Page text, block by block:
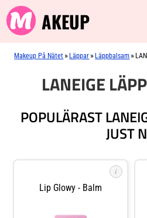
AKEUP
Makeup På Nätet » Läppar » Läppbalsam »
LANEIGE
POPULÄRAST
JUST
i
Lip Glowy - Balm